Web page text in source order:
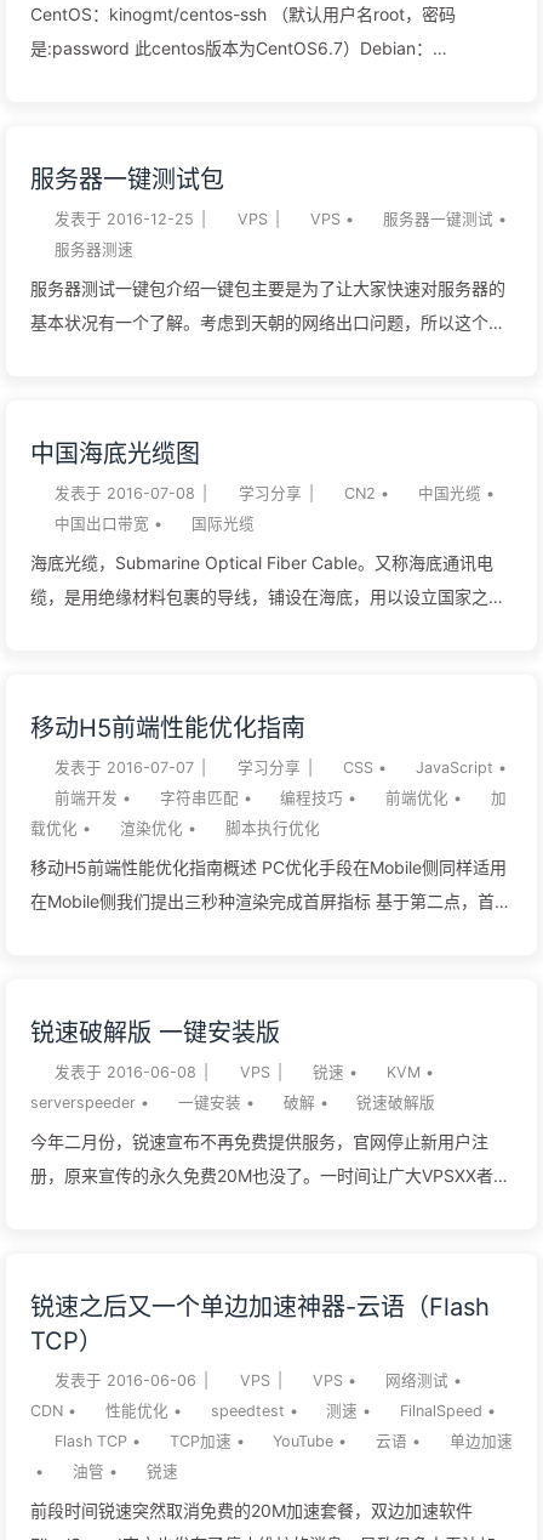
SSL；安全管理，计划任务，文件管理，PHP多版本共存及切
换；自带LNMP与LAMP本站使用的是2.X的版本，现在3.X版本
1.10Apache2.4.20PHP5.2 - 7...
CentOS：kinogmt/centos-ssh （默认用户名root，密码
是:password 此centos版本为CentOS6.7）Debian：
选Use ENV 左边输入ROOT_PASS！，右边设置ssh连接密
码。）CentOS：tutum/centos:latestCentOS5：
tutum/centos:centos5CentOS6：
tutum/centos:centos6CentOS7：
tutum/centos:centos7WordPress：tutum/wordpressLamp：
服务器一键测试包
发表于 2016-12-25 VPS VPS • 服务器一键测试 •
服务器测速
服务器测试一键包介绍一键包主要是为了让大家快速对服务器的
基本状况有一个了解。考虑到天朝的网络出口问题，所以这个一
到测试卡在了下载测试，希望大家耐心等候。 测试结果存在当前
目录的test91yun.log。大家可以用vim或者cat看，同时也会生
成html的页面，方便大家查看和分享。具体html页面的样式参考
以下内容。 使用方法：普通模式：wget -N --no-check-
certificate
模式：1wget -N --no-check-certificate
https://raw.githubusercontent.co...
中国海底光缆图
发表于 2016-07-08 学习分享 CN2 • 中国光缆 •
中国出口带宽 • 国际光缆
海底光缆，Submarine Optical Fiber Cable。又称海底通讯电
缆，是用绝缘材料包裹的导线，铺设在海底，用以设立国家之间
新版地图链接 旧版地图链接 世界海底光缆图-卫星地图版 世界海
底光缆图-普通地图版 中国海底光缆图中国的三个登陆地点分别
是：1、青岛（2条光缆） 2、上海（7条光缆） 3、汕头（5条光
缆） 4、福州（1条光缆） 由于光缆之间存在重合，所以实际
上，中国大陆与Internet的所有通道，就是4个入口11条光缆。
1、青岛（2条光缆） 上图紫色的线路为：Trans-Pacific
新北市淡水区 美国俄勒冈州尼多拿海滩 入境地点：上海崇明
岛，山东青岛 上图绿色的线...
移动H5前端性能优化指南
发表于 2016-07-07 学习分享 CSS • JavaScript •
前端开发 • 字符串匹配 • 编程技巧 • 前端优化 •
加
载优化 • 渲染优化 • 脚本执行优化
移动H5前端性能优化指南概述 PC优化手段在Mobile侧同样适用
在Mobile侧我们提出三秒种渲染完成首屏指标 基于第二点，首屏
要合理处理代码减少渲染损耗 基于第二、第五点，所有影响首屏
加载和渲染的代码应在处理逻辑中后置 加载完成后用户交互使用
时也需注意性能 优化指南[加载优化]加载过程是最为耗时的过
程，可能会占到总耗时的80%时间，因此是优化的重点· 减少
HTTP请求因为手机浏览器同时响应请求为4个请求（Android支
数，节省加载时间，所以所有静态资源都要在服务器端设置缓
存，并且尽量使用长Cache（长Cache资源的更新可使用时间
戳）a)...
锐速破解版 一键安装版
发表于 2016-06-08 VPS 锐速 • KVM •
serverspeeder • 一键安装 • 破解 • 锐速破解版
今年二月份，锐速宣布不再免费提供服务，官网停止新用户注
册，原来宣传的永久免费20M也没了。一时间让广大VPSXX者陷
链接：https://github.com/91yun/serverspeeder破解版锐速
linux一键自动安装包在https://www.91yun.co/archives/683持
续更新， 遇到问题可以在这里咨询博主 锐速破解版安装方法：
旧 1wget -N --no-check-certificate
https://raw.githubusercontent.com/91yun/serverspeeder/ma
ster/serverspeeder-all.sh && bash serverspeeder-all.sh 新
1wget -N --no-check-certificate https://github.com/91yu...
锐速之后又一个单边加速神器-云语（Flash
TCP）
发表于 2016-06-06 VPS VPS • 网络测试 •
CDN • 性能优化 • speedtest • 测速 • FilnalSpeed •
Flash TCP • TCP加速 • YouTube • 云语 •
单边加速
•
油管 • 锐速
前段时间锐速突然取消免费的20M加速套餐，双边加速软件